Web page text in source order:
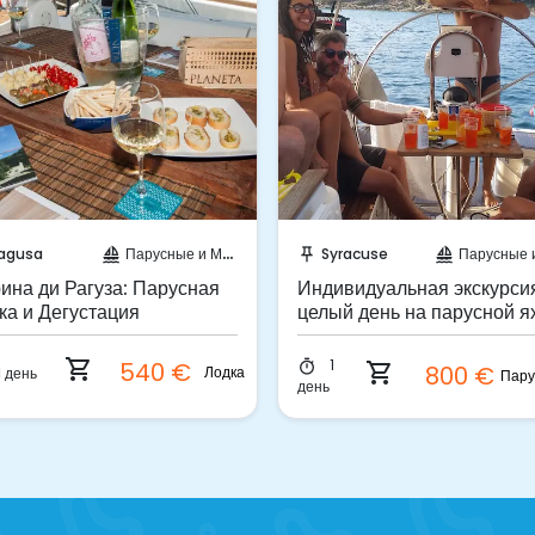
sailing Парусные и Моторные яхты
ди Рагуза: Парусная
и Дегустация
день shopping_cart 540 € Лодка
push_pin Syracuse sailing Парусные и
Индивидуальная
целый день на парусной
в Сиракузах
timer
1
день
shopping_cart 800 €